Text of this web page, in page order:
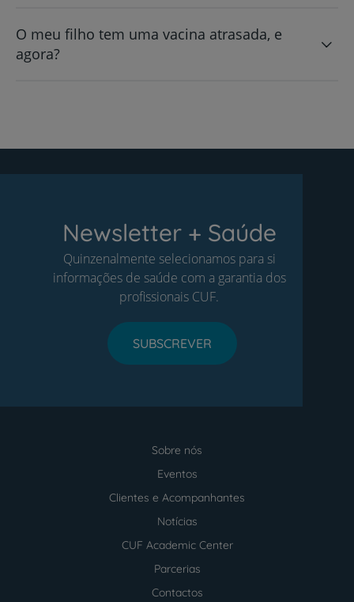
O meu filho tem uma vacina atrasada, e
agora?
Newsletter + Saúde
Quinzenalmente selecionamos para si
informações de saúde com a garantia dos
profissionais CUF.
SUBSCREVER
Sobre nós
Eventos
Clientes e Acompanhantes
Notícias
CUF Academic Center
Parcerias
Contactos